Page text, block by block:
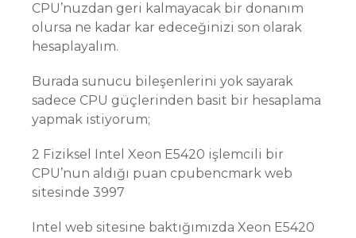
CPU’nuzdan geri kalmayacak bir donanım
olursa ne kadar kar edeceğinizi son olarak
hesaplayalım.
Burada sunucu bileşenlerini yok sayarak
sadece CPU güçlerinden basit bir hesaplama
yapmak istiyorum;
2 Fiziksel Intel Xeon E5420 işlemcili bir
CPU’nun aldığı puan cpubencmark web
sitesinde 3997
Intel web sitesine baktığımızda Xeon E5420